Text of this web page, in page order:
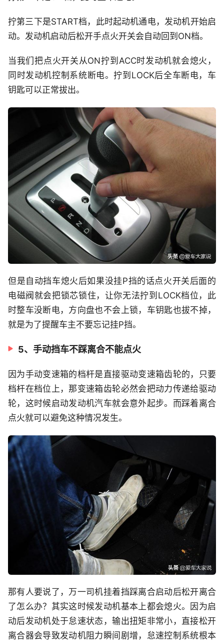
拧第三下是START档，此时起动机通电，发动机开始启
动。发动机启动后松开手点火开关会自动回到ON档。
当我们把点火开关从ON拧到ACC时发动机就会熄火，
同时发动机控制系统断电。拧到LOCK后全车断电，车
钥匙可以正常拔出。
但是自动挡车熄火后如果没挂P挡的话点火开关后面的
电磁阀就会把锁芯锁住，让你无法拧到LOCK档位，此
时整车没断电，方向盘也不会上锁，车钥匙也拔不掉，
就是为了提醒车主不要忘记挂P挡。
5、手动挡车不踩离合不能点火
因为手动变速箱的档杆是直接驱动变速箱齿轮的，只要
档杆在档位上，那变速箱齿轮必然会把动力传递给驱动
轮，这时候启动发动机汽车就会意外起步。而踩着离合
点火就可以避免这种情况发生。
那有人要说了，万一司机挂着挡踩离合启动后松开离合
了怎么办？其实这时候发动机基本上都会熄火。因为启
动后发动机处于怠速状态，输出扭矩非常小，直接松开
离合器会导致发动机阻力瞬间剧增，怠速控制系统根本